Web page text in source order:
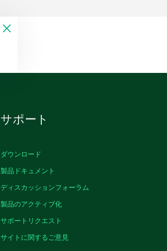
サポート
ダウンロード
製品ドキュメント
ディスカッションフォーラム
製品のアクティブ化
サポートリクエスト
サイトに関するご意見